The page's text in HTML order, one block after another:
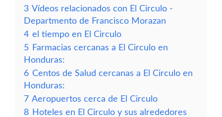
3 Vídeos relacionados con El Circulo -
Departmento de Francisco Morazan
4 el tiempo en El Circulo
5 Farmacias cercanas a El Circulo en
Honduras:
6 Centos de Salud cercanas a El Circulo en
Honduras:
7 Aeropuertos cerca de El Circulo
8 Hoteles en El Circulo y sus alrededores